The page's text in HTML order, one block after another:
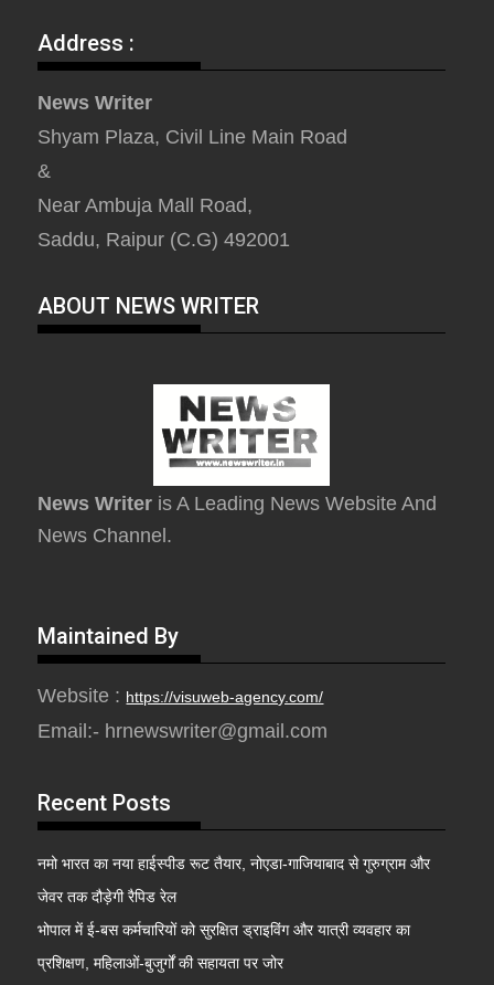
Address :
News Writer
Shyam Plaza, Civil Line Main Road
&
Near Ambuja Mall Road,
Saddu, Raipur (C.G) 492001
ABOUT NEWS WRITER
News Writer is A Leading News Website And
News Channel.
Maintained By
Website : https://visuweb-agency.com/
Email:- hrnewswriter@gmail.com
Recent Posts
नमो भारत का नया हाईस्पीड रूट तैयार, नोएडा-गाजियाबाद से गुरुग्राम और
जेवर तक दौड़ेगी रैपिड रेल
भोपाल में ई-बस कर्मचारियों को सुरक्षित ड्राइविंग और यात्री व्यवहार का
प्रशिक्षण, महिलाओं-बुजुर्गों की सहायता पर जोर